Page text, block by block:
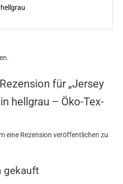
hellgrau
für „Jersey
hellgrau – Öko-Tex-
eine Rezension veröffentlichen zu
gekauft